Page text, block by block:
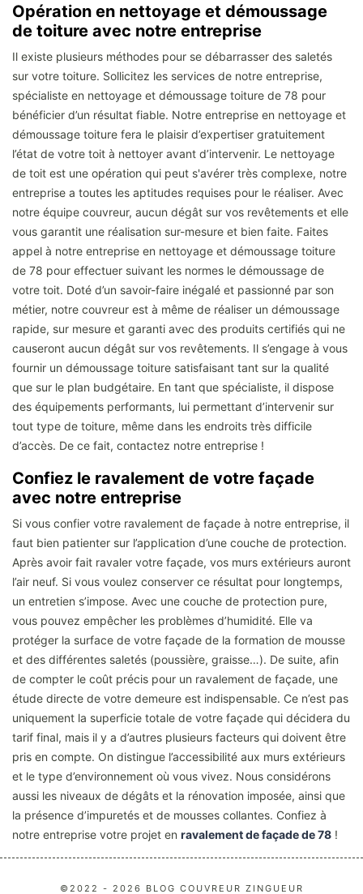
Opération en nettoyage et démoussage
de toiture avec notre entreprise
Il existe plusieurs méthodes pour se débarrasser des saletés
sur votre toiture. Sollicitez les services de notre entreprise,
spécialiste en nettoyage et démoussage toiture de 78 pour
bénéficier d’un résultat fiable. Notre entreprise en nettoyage et
démoussage toiture fera le plaisir d’expertiser gratuitement
l’état de votre toit à nettoyer avant d’intervenir. Le nettoyage
de toit est une opération qui peut s'avérer très complexe, notre
entreprise a toutes les aptitudes requises pour le réaliser. Avec
notre équipe couvreur, aucun dégât sur vos revêtements et elle
vous garantit une réalisation sur-mesure et bien faite. Faites
appel à notre entreprise en nettoyage et démoussage toiture
de 78 pour effectuer suivant les normes le démoussage de
votre toit. Doté d’un savoir-faire inégalé et passionné par son
métier, notre couvreur est à même de réaliser un démoussage
rapide, sur mesure et garanti avec des produits certifiés qui ne
causeront aucun dégât sur vos revêtements. Il s’engage à vous
fournir un démoussage toiture satisfaisant tant sur la qualité
que sur le plan budgétaire. En tant que spécialiste, il dispose
des équipements performants, lui permettant d’intervenir sur
tout type de toiture, même dans les endroits très difficile
d’accès. De ce fait, contactez notre entreprise !
Confiez le ravalement de votre façade
avec notre entreprise
Si vous confier votre ravalement de façade à notre entreprise, il
faut bien patienter sur l’application d’une couche de protection.
Après avoir fait ravaler votre façade, vos murs extérieurs auront
l’air neuf. Si vous voulez conserver ce résultat pour longtemps,
un entretien s’impose. Avec une couche de protection pure,
vous pouvez empêcher les problèmes d’humidité. Elle va
protéger la surface de votre façade de la formation de mousse
et des différentes saletés (poussière, graisse…). De suite, afin
de compter le coût précis pour un ravalement de façade, une
étude directe de votre demeure est indispensable. Ce n’est pas
uniquement la superficie totale de votre façade qui décidera du
tarif final, mais il y a d’autres plusieurs facteurs qui doivent être
pris en compte. On distingue l’accessibilité aux murs extérieurs
et le type d’environnement où vous vivez. Nous considérons
aussi les niveaux de dégâts et la rénovation imposée, ainsi que
la présence d’impuretés et de mousses collantes. Confiez à
notre entreprise votre projet en ravalement de façade de 78 !
©2022 - 2026 BLOG COUVREUR ZINGUEUR